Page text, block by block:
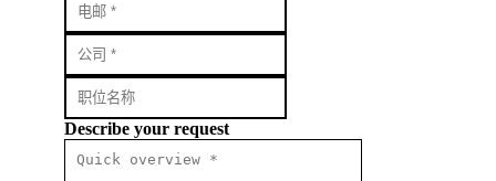
Describe your request